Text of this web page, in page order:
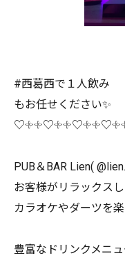
#西葛西で１人飲み
もお任せください✨
PUB＆BAR Lien(
お客様がリラックス
カラオケやダーツを
豊富なドリンクメニ